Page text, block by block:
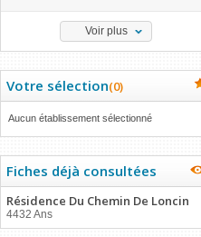
Voir plus
Votre sélection(0)
Aucun établissement sélectionné
Fiches déjà consultées
Résidence Du Chemin De Loncin
4432 Ans